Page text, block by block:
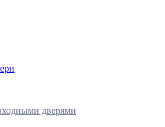
дверями